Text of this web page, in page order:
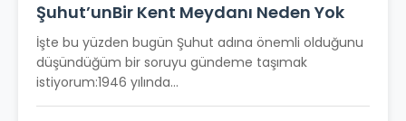
Şuhut’unBir Kent Meydanı Neden Yok
İşte bu yüzden bugün Şuhut adına önemli olduğunu
düşündüğüm bir soruyu gündeme taşımak
istiyorum:1946 yılında...